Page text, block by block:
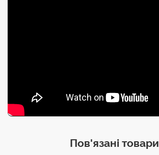
Максимальна
відстань
переміщенняПов'язані товари